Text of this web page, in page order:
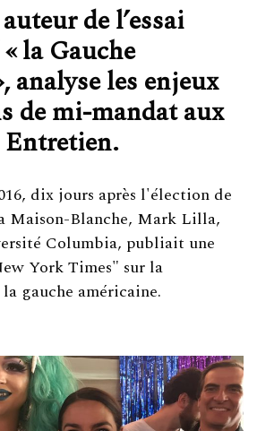
de l’essai
la Gauche
analyse les enjeux
de mi-mandat aux
dix jours après l'élection de
Maison-Blanche, Mark Lilla,
Columbia, publiait une
York Times" sur la
gauche américaine.